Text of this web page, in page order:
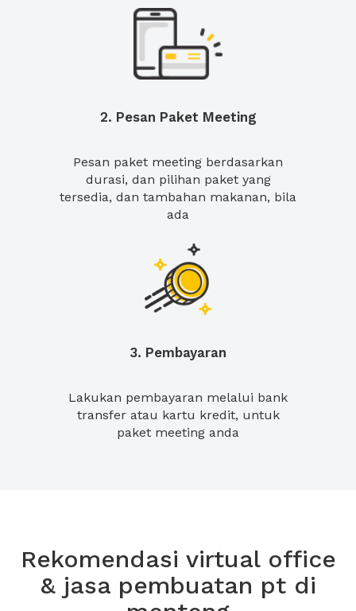
2. Pesan Paket Meeting
Pesan paket meeting berdasarkan
durasi, dan pilihan paket yang
tersedia, dan tambahan makanan, bila
ada
3. Pembayaran
Lakukan pembayaran melalui bank
transfer atau kartu kredit, untuk
paket meeting anda
Rekomendasi virtual office
& jasa pembuatan pt di